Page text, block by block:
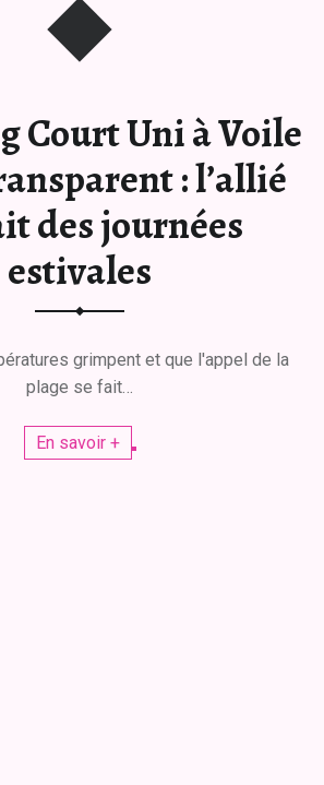
Court Uni à Voile
: l’allié
des journées
estivales
grimpent et que l'appel de la
plage se fait…